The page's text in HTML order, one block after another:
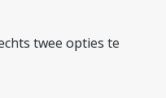
twee opties te